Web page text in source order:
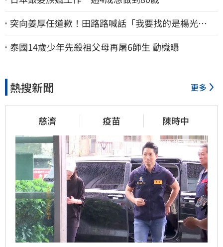
突向姜厚任道歉！田路路喊話「我要找的是楊光
友」：當時太衝動
泰國14歲少年先殺祖父母再屠6師生 動機曝
熱搜新聞 更多
慈濟 疫苗 陳時中